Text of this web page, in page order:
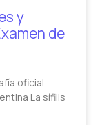
y
de
oficial
La sífilis